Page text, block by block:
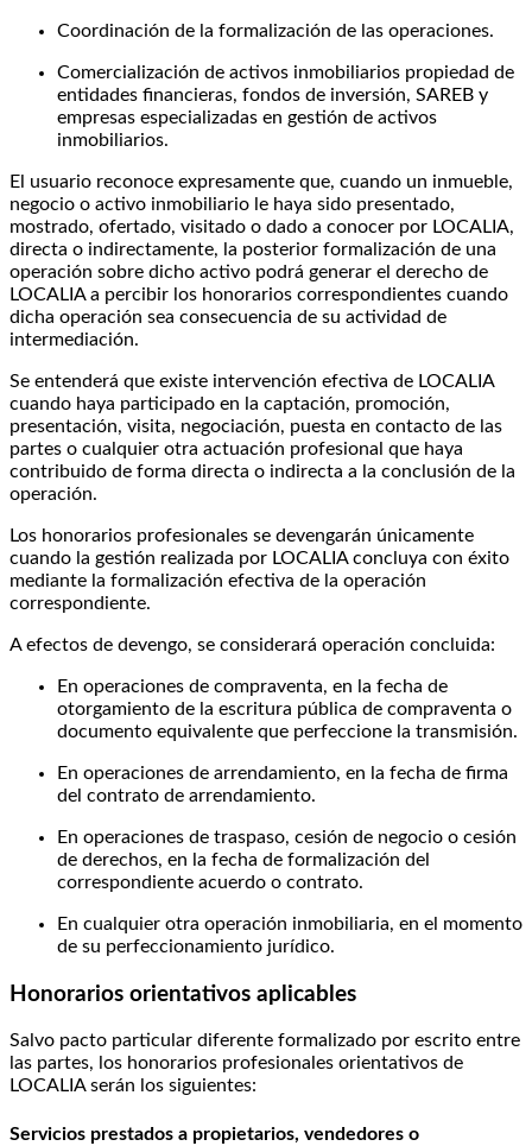
Coordinación de la formalización de las operaciones.
Comercialización de activos inmobiliarios propiedad de
entidades financieras, fondos de inversión, SAREB y
empresas especializadas en gestión de activos
inmobiliarios.
El usuario reconoce expresamente que, cuando un inmueble,
negocio o activo inmobiliario le haya sido presentado,
mostrado, ofertado, visitado o dado a conocer por LOCALIA,
directa o indirectamente, la posterior formalización de una
operación sobre dicho activo podrá generar el derecho de
LOCALIA a percibir los honorarios correspondientes cuando
dicha operación sea consecuencia de su actividad de
intermediación.
Se entenderá que existe intervención efectiva de LOCALIA
cuando haya participado en la captación, promoción,
presentación, visita, negociación, puesta en contacto de las
partes o cualquier otra actuación profesional que haya
contribuido de forma directa o indirecta a la conclusión de la
operación.
Los honorarios profesionales se devengarán únicamente
cuando la gestión realizada por LOCALIA concluya con éxito
mediante la formalización efectiva de la operación
correspondiente.
A efectos de devengo, se considerará operación concluida:
En operaciones de compraventa, en la fecha de
otorgamiento de la escritura pública de compraventa o
documento equivalente que perfeccione la transmisión.
En operaciones de arrendamiento, en la fecha de firma
del contrato de arrendamiento.
En operaciones de traspaso, cesión de negocio o cesión
de derechos, en la fecha de formalización del
correspondiente acuerdo o contrato.
En cualquier otra operación inmobiliaria, en el momento
de su perfeccionamiento jurídico.
Honorarios orientativos aplicables
Salvo pacto particular diferente formalizado por escrito entre
las partes, los honorarios profesionales orientativos de
LOCALIA serán los siguientes:
Servicios prestados a propietarios, vendedores o